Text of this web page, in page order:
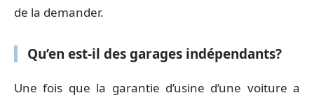
de la demander.
Qu’en est-il des garages indépendants?
Une fois que la garantie d’usine d’une voiture a